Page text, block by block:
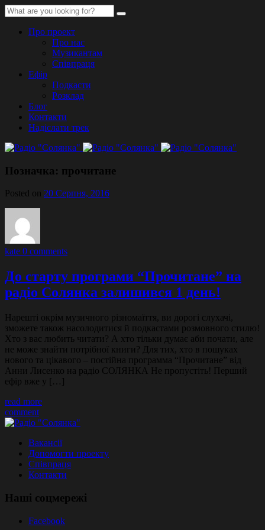
Про проект
Про нас
Музикантам
Співпраця
Ефір
Подкасти
Розклад
Блог
Контакти
Надіслати трек
Позначка: прочитане
Posted on 20 Серпня, 2016
kate 0 comments
До старту програми “Прочитане” на
радіо Солянка залишився 1 день!
Нарешті окрім музичного різномаїття, ви дорогі слухачі,
зможете також насолодитися й подкастами розмовного стилю!
Хто з вас любить читати? А хто тільки думає аби почати, але
не може знайти потрібної книги? Для тих, хто в пошуках
нового та цікавого – постійна программа “Прочитане” від
Анни Лисенко на радіо СОЛЯНКА Не пропустіть! Перший
ефір вже у […]
read more
comment
Вакансії
Допомогти проекту
Співпраця
Контакти
Наші соцмережі
Facebook